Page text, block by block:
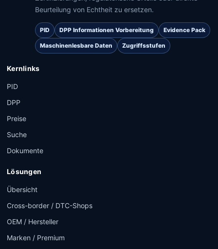
Beurteilung von Echtheit zu ersetzen.
PID DPP Informationen Vorbereitung Evidence Pack
Maschinenlesbare Daten Zugriffsstufen
Kernlinks
PID
DPP
Preise
Suche
Dokumente
Lösungen
Übersicht
Cross-border / DTC-Shops
OEM / Hersteller
Marken / Premium